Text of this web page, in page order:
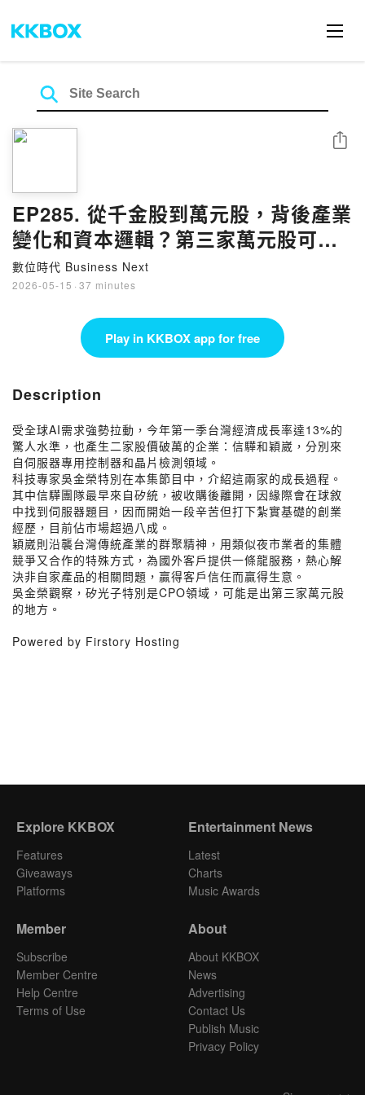
EP285. 從千金股到萬元股，背後產業
變化和資本邏輯？第三家萬元股可能
來自哪一領域？ ft.科技專家吳金榮
數位時代 Business Next
2026-05-15 · 37 minutes
Share
Play in KKBOX app for free
Description
受全球AI需求強勢拉動，今年第一季台灣經濟成長率達13%的
驚人水準，也產生二家股價破萬的企業：信驊和穎崴，分別來
自伺服器專用控制器和晶片檢測領域。
科技專家吳金榮特別在本集節目中，介紹這兩家的成長過程。
其中信驊團隊最早來自矽統，被收購後離開，因緣際會在球敘
中找到伺服器題目，因而開始一段辛苦但打下紮實基礎的創業
經歷，目前佔市場超過八成。
穎崴則沿襲台灣傳統產業的群聚精神，用類似夜市業者的集體
競爭又合作的特殊方式，為國外客戶提供一條龍服務，熱心解
決非自家產品的相關問題，贏得客戶信任而贏得生意。
吳金榮觀察，矽光子特別是CPO領域，可能是出第三家萬元股
的地方。
Powered by Firstory Hosting
Explore KKBOX
Features
Giveaways
Platforms
Entertainment News
Latest
Charts
Music Awards
Member
Subscribe
Member Centre
Help Centre
Terms of Use
About
About KKBOX
News
Advertising
Contact Us
Publish Music
Privacy Policy